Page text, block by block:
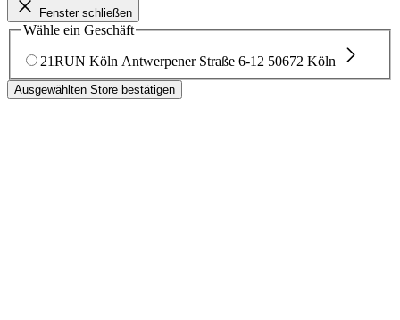
Fenster schließen
Wähle ein Geschäft
21RUN Köln Antwerpener Straße 6-12 50672 Köln
Ausgewählten Store bestätigen